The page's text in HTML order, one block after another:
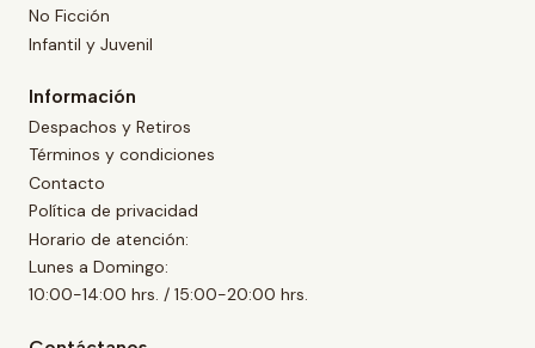
No Ficción
Infantil y Juvenil
Información
Despachos y Retiros
Términos y condiciones
Contacto
Política de privacidad
Horario de atención:
Lunes a Domingo:
10:00-14:00 hrs. / 15:00-20:00 hrs.